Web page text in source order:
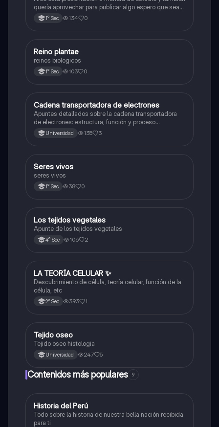
quería aprovechar para publicar algo espero que sea
de su agrado , habla del átomo y lo básico sobre el,
solo eso bye
1° Sec 134 0
RCiencia y Tecnología
Reino plantae
reinos biologicos
1° Sec 103 0
Ciencia y Tecnología
Cadena transportadora de electrones
Apuntes detallados sobre la cadena transportadora
de electrones: estructura, función y proceso
bioquímico en la producción de ATP. Incluye
esquemas y explicaciones sobre los complejos
Universidad 135 3
SCiencia y Tecnología
Seres vivos
seres vivos
1° Sec 38 0
Ciencia y Tecnología
Los tejidos vegetales
Apunte de los tejidos vegetales
4° Sec 106 2
Ciencia y Tecnología
LA TEORÍA CELULAR ✨️
Descubrimiento de célula, teoría celular, función de la
célula, etc
2° Sec 393 1
Ciencia y Tecnología
Tejido oseo
Tejido oseo histologia
Universidad 247 5
Contenidos más populares 9
Ciencias Sociales
Historia del Perú
Todo sobre la historia de nuestra bella nación recibida
para ti